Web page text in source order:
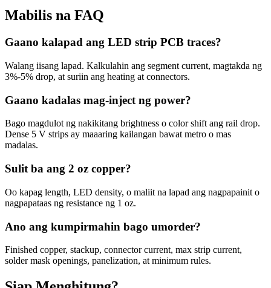
Mabilis na FAQ
Gaano kalapad ang LED strip PCB traces?
Walang iisang lapad. Kalkulahin ang segment current, magtakda ng
3%-5% drop, at suriin ang heating at connectors.
Gaano kadalas mag-inject ng power?
Bago magdulot ng nakikitang brightness o color shift ang rail drop.
Dense 5 V strips ay maaaring kailangan bawat metro o mas
madalas.
Sulit ba ang 2 oz copper?
Oo kapag length, LED density, o maliit na lapad ang nagpapainit o
nagpapataas ng resistance ng 1 oz.
Ano ang kumpirmahin bago umorder?
Finished copper, stackup, connector current, max strip current,
solder mask openings, panelization, at minimum rules.